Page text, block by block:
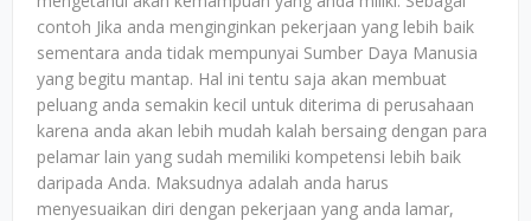
contoh Jika anda menginginkan pekerjaan yang lebih baik
sementara anda tidak mempunyai Sumber Daya Manusia
yang begitu mantap. Hal ini tentu saja akan membuat
peluang anda semakin kecil untuk diterima di perusahaan
karena anda akan lebih mudah kalah bersaing dengan para
pelamar lain yang sudah memiliki kompetensi lebih baik
daripada Anda. Maksudnya adalah anda harus
menyesuaikan diri dengan pekerjaan yang anda lamar,